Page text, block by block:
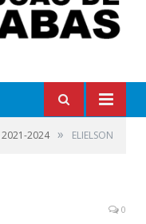
2024 » ELIELSON
0